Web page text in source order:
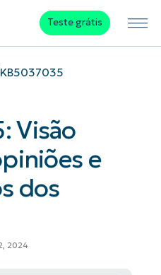
Teste grátis
KB5037035
Visão
e
dos
2024